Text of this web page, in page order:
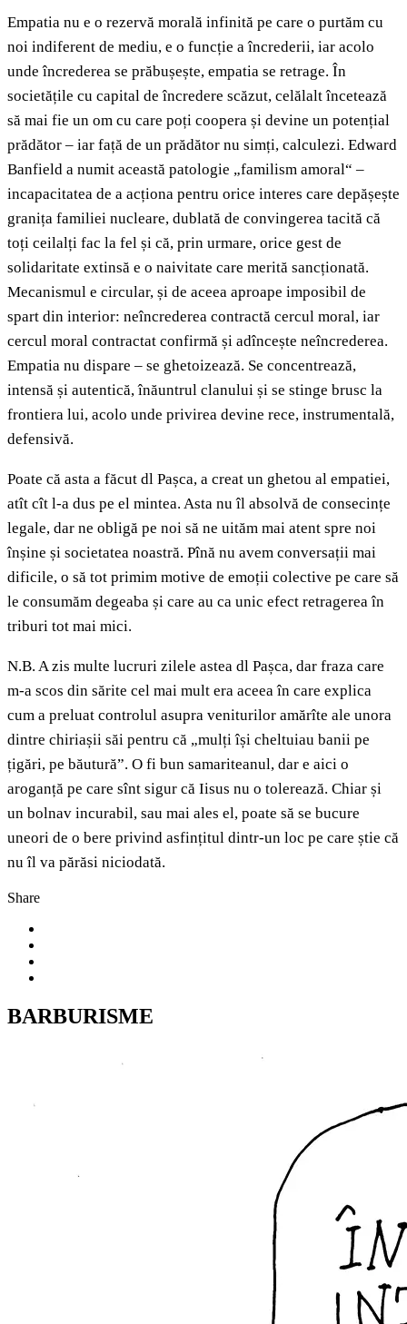
Empatia nu e o rezervă morală infinită pe care o purtăm cu
noi indiferent de mediu, e o funcție a încrederii, iar acolo
unde încrederea se prăbușește, empatia se retrage. În
societățile cu capital de încredere scăzut, celălalt încetează
să mai fie un om cu care poți coopera și devine un potențial
prădător – iar față de un prădător nu simți, calculezi. Edward
Banfield a numit această patologie „familism amoral“ –
incapacitatea de a acționa pentru orice interes care depășește
granița familiei nucleare, dublată de convingerea tacită că
toți ceilalți fac la fel și că, prin urmare, orice gest de
solidaritate extinsă e o naivitate care merită sancționată.
Mecanismul e circular, și de aceea aproape imposibil de
spart din interior: neîncrederea contractă cercul moral, iar
cercul moral contractat confirmă și adîncește neîncrederea.
Empatia nu dispare – se ghetoizează. Se concentrează,
intensă și autentică, înăuntrul clanului și se stinge brusc la
frontiera lui, acolo unde privirea devine rece, instrumentală,
defensivă.
Poate că asta a făcut dl Pașca, a creat un ghetou al empatiei,
atît cît l-a dus pe el mintea. Asta nu îl absolvă de consecințe
legale, dar ne obligă pe noi să ne uităm mai atent spre noi
înșine și societatea noastră. Pînă nu avem conversații mai
dificile, o să tot primim motive de emoții colective pe care să
le consumăm degeaba și care au ca unic efect retragerea în
triburi tot mai mici.
N.B. A zis multe lucruri zilele astea dl Pașca, dar fraza care
m-a scos din sărite cel mai mult era aceea în care explica
cum a preluat controlul asupra veniturilor amărîte ale unora
dintre chiriașii săi pentru că „mulți își cheltuiau banii pe
țigări, pe băutură”. O fi bun samariteanul, dar e aici o
aroganță pe care sînt sigur că Iisus nu o tolerează. Chiar și
un bolnav incurabil, sau mai ales el, poate să se bucure
uneori de o bere privind asfințitul dintr-un loc pe care știe că
nu îl va părăsi niciodată.
Share
BARBURISME